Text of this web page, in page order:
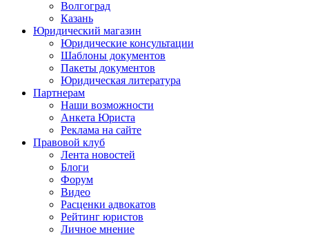
Волгоград
Казань
Юридический магазин
Юридические консультации
Шаблоны документов
Пакеты документов
Юридическая литература
Партнерам
Наши возможности
Анкета Юриста
Реклама на сайте
Правовой клуб
Лента новостей
Блоги
Форум
Видео
Расценки адвокатов
Рейтинг юристов
Личное мнение